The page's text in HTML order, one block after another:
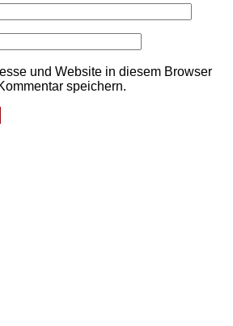
und Website in diesem Browser
speichern.